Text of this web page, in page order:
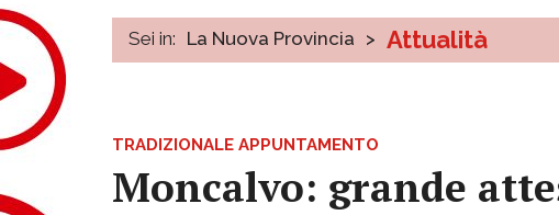
Sei in: La Nuova Provincia > Attualità
TRADIZIONALE APPUNTAMENTO
Moncalvo: grande